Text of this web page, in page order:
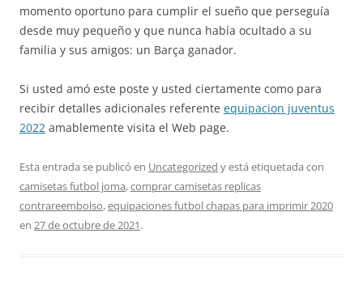
momento oportuno para cumplir el sueño que perseguía
desde muy pequeño y que nunca había ocultado a su
familia y sus amigos: un Barça ganador.
Si usted amó este poste y usted ciertamente como para
recibir detalles adicionales referente equipacion juventus
2022 amablemente visita el Web page.
Esta entrada se publicó en Uncategorized y está etiquetada con
camisetas futbol joma,comprar camisetas replicas
contrareembolso,equipaciones futbol chapas para imprimir 2020
en 27 de octubre de 2021.